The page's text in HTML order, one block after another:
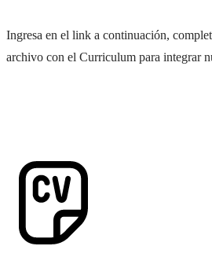
Ingresa en el link a continuación,
archivo con el Curriculum para integrar